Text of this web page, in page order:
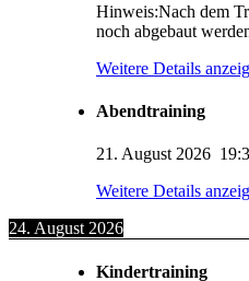
Hinweis:Nach dem
noch abgebaut
Weitere Details
Abendtraining
21. August 2026
Weitere Details
24. August 2026
Kindertraining